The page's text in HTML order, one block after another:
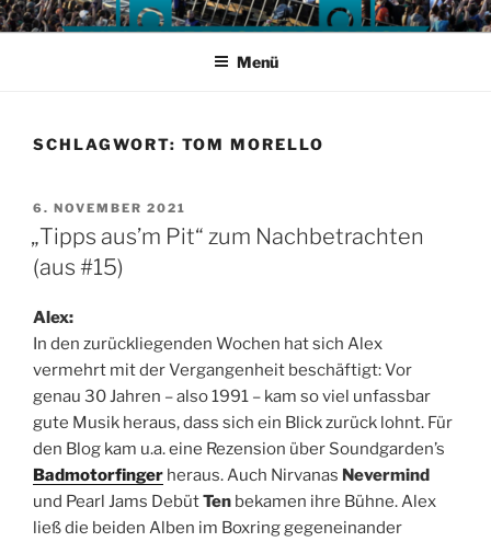
Zum
Inhalt
Menü
SCHLAGWORT: TOM MORELLO
VERÖFFENTLICHT
AM
6. NOVEMBER 2021
„Tipps aus’m Pit“ zum Nachbetrachten
(aus #15)
Alex:
In den zurückliegenden Wochen hat sich Alex
vermehrt mit der Vergangenheit beschäftigt: Vor
genau 30 Jahren – also 1991 – kam so viel unfassbar
gute Musik heraus, dass sich ein Blick zurück lohnt. Für
den Blog kam u.a. eine Rezension über Soundgarden’s
Badmotorfinger heraus. Auch Nirvanas Nevermind
und Pearl Jams DebütTen bekamen ihre Bühne. Alex
ließ die beiden Alben im Boxring gegeneinander